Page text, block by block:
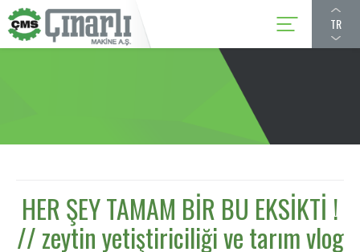
TR
HER ŞEY TAMAM BİR BU EKSİKTİ !
// zeytin yetiştiriciliği ve tarım vlog